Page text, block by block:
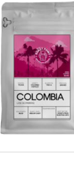
13.00€